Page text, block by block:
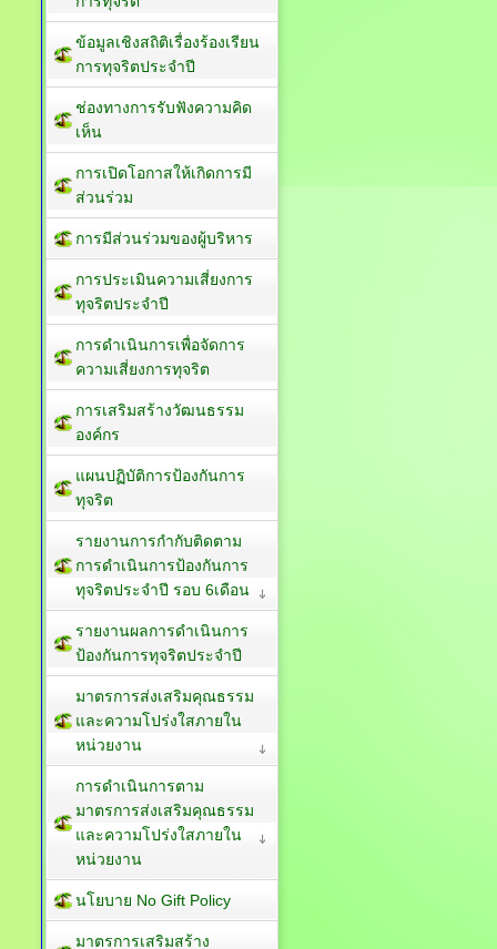
ข้อมูลเชิงสถิติเรื่องร้องเรียน
การทุจริตประจำปี
ช่องทางการรับฟังความคิด
เห็น
การเปิดโอกาสให้เกิดการมี
ส่วนร่วม
การมีส่วนร่วมของผู้บริหาร
การประเมินความเสี่ยงการ
ทุจริตประจำปี
การดำเนินการเพื่อจัดการ
ความเสี่ยงการทุจริต
การเสริมสร้างวัฒนธรรม
องค์กร
แผนปฏิบัติการป้องกันการ
ทุจริต
รายงานการกำกับติดตาม
การดำเนินการป้องกันการ
ทุจริตประจำปี รอบ 6เดือน
รายงานผลการดำเนินการ
ป้องกันการทุจริตประจำปี
มาตรการส่งเสริมคุณธรรม
และความโปร่งใสภายใน
หน่วยงาน
การดำเนินการตาม
มาตรการส่งเสริมคุณธรรม
และความโปร่งใสภายใน
หน่วยงาน
นโยบาย No Gift Policy
มาตรการเสริมสร้าง